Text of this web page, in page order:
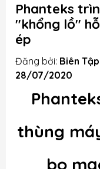
Phanteks
"khổng lồ"
ép
Đăng bởi: Biên
28/07/2020
thùng
bo